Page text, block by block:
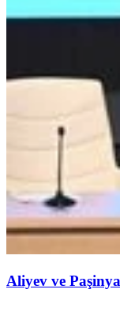
Aliyev ve